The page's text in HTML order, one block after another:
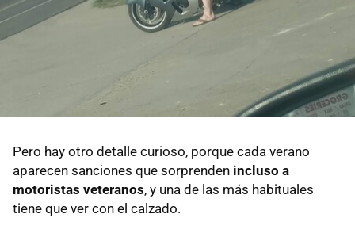
Pero hay otro detalle curioso, porque cada verano
aparecen sanciones que sorprenden incluso a
motoristas veteranos, y una de las más habituales
tiene que ver con el calzado.